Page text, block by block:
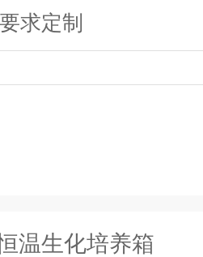
求定制
温生化培养箱